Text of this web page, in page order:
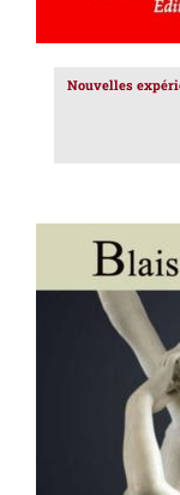
Nouvelles
AJOUTER